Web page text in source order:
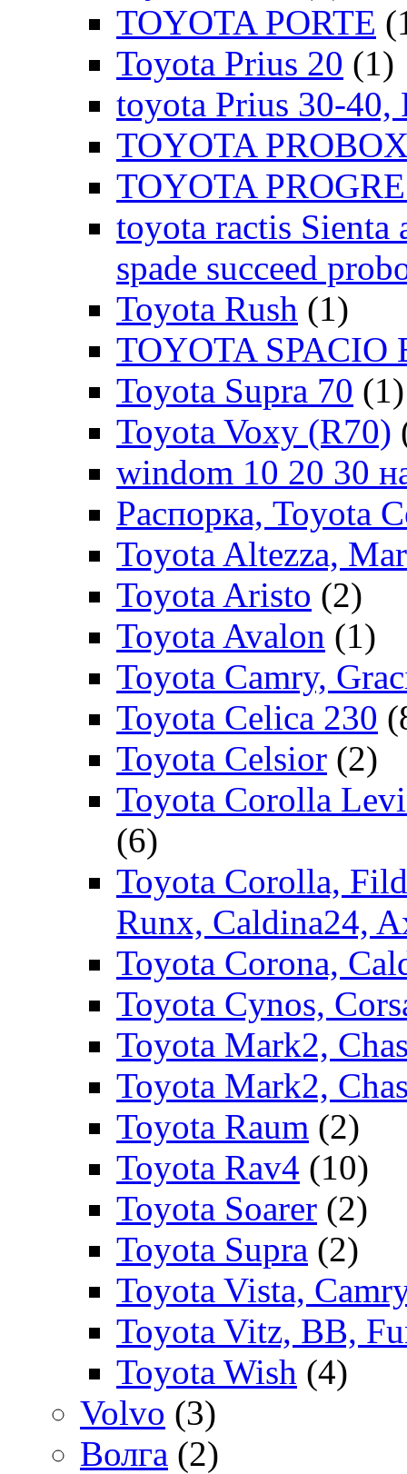
TOYOTA PORTE
Toyota Prius 20 (1)
toyota Prius 30-40,
TOYOTA
TOYOTA
toyota ractis Sienta
spade succeed
Toyota Rush (1)
TOYOTA SPACIO
Toyota Supra 70 (1)
Toyota Voxy (R70)
windom 10 20 30
Распорка, Toyota
Toyota Altezza,
Toyota Aristo (2)
Toyota Avalon (1)
Toyota Camry,
Toyota Celica 230
Toyota Celsior (2)
Toyota Corolla
(6)
Toyota Corolla,
Runx, Caldina24,
Toyota Corona,
Toyota Cynos,
Toyota Mark2,
Toyota Mark2,
Toyota Raum (2)
Toyota Rav4 (10)
Toyota Soarer (2)
Toyota Supra (2)
Toyota Vista,
Toyota Vitz, BB,
Toyota Wish (4)
Volvo (3)
Волга (2)